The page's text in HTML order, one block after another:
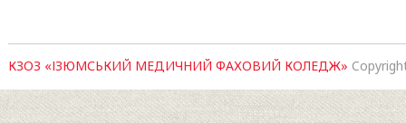
КЗОЗ «ІЗЮМСЬКИЙ МЕДИЧНИЙ ФАХОВИЙ КОЛЕДЖ»